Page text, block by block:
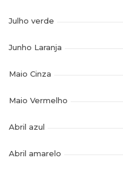
Julho verde
Junho Laranja
Maio Cinza
Maio Vermelho
Abril azul
Abril amarelo